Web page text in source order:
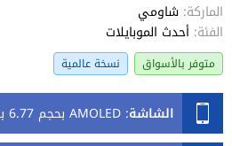
الماركة: شاومي
الفئة: أحدث الموبايلات
متوفر بالأسواق نسخة عالمية
الشاشة: AMOLED بحجم 6.77 بوصة بدقة FHD+